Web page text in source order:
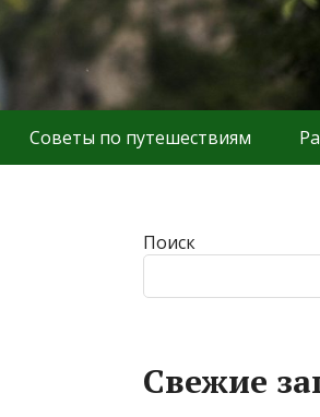
Советы по путешествиям
Поиск
Свежие